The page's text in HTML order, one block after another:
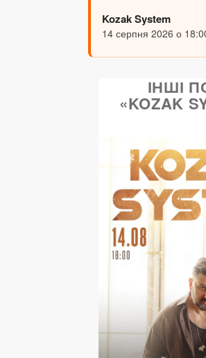
Kozak System
14 серпня 2026 о
ІНШІ
«KOZAK